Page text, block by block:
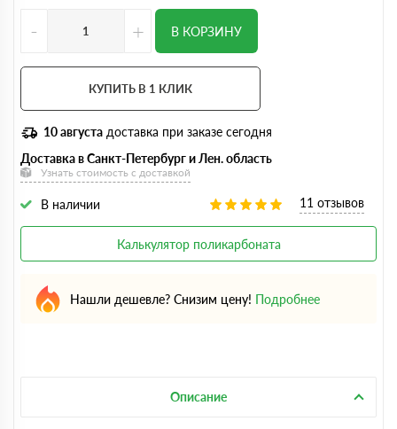
- + В КОРЗИНУ
КУПИТЬ В 1 КЛИК
10 августа доставка при заказе сегодня
Доставка в Санкт-Петербург и Лен. область
Узнать стоимость с доставкой
В наличии 11 отзывов
Калькулятор поликарбоната
Нашли дешевле? Снизим цену! Подробнее
Описание